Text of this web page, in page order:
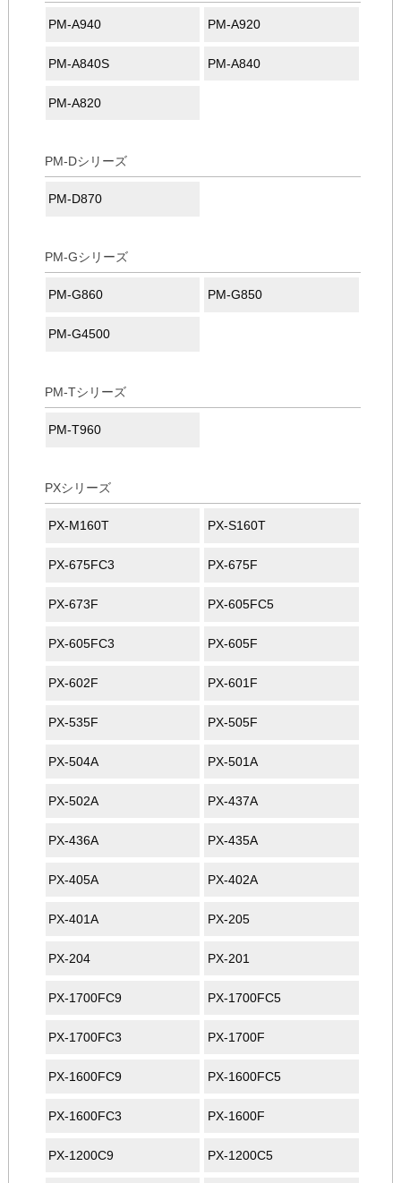
PM-A940 PM-A920
PM-A840S PM-A840
PM-A820
PM-Dシリーズ
PM-D870
PM-Gシリーズ
PM-G860 PM-G850
PM-G4500
PM-Tシリーズ
PM-T960
PXシリーズ
PX-M160T PX-S160T
PX-675FC3 PX-675F
PX-673F PX-605FC5
PX-605FC3 PX-605F
PX-602F PX-601F
PX-535F PX-505F
PX-504A PX-501A
PX-502A PX-437A
PX-436A PX-435A
PX-405A PX-402A
PX-401A PX-205
PX-204 PX-201
PX-1700FC9 PX-1700FC5
PX-1700FC3 PX-1700F
PX-1600FC9 PX-1600FC5
PX-1600FC3 PX-1600F
PX-1200C9 PX-1200C5